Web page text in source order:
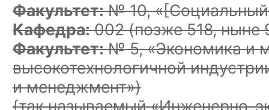
Факультет:№ 10, «
Кафедра:002(позже 518, ныне
Факультет:№ 5, «Экономика и
высокотехнологичной
и менеджмент»)
{так называемый «Инженерно-